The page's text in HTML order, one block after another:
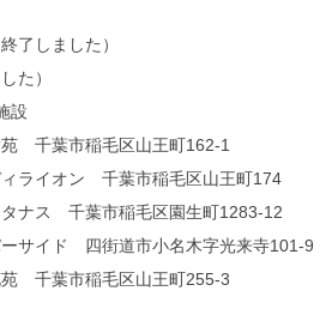
了しました）
た）
設
苑 千葉市稲毛区山王町162-1
ィライオン 千葉市稲毛区山王町174
タナス 千葉市稲毛区園生町1283-12
ーサイド 四街道市小名木字光来寺101-9
苑 千葉市稲毛区山王町255-3